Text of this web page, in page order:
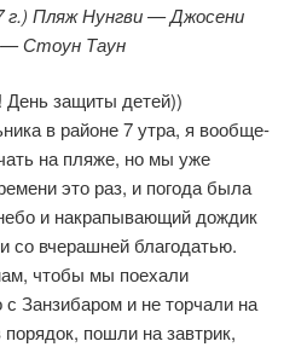
г.) Пляж Нунгви — Джосени
— Стоун Таун
День защиты детей))
в районе 7 утра, я вообще-
на пляже, но мы уже
это раз, и погода была
и накрапывающий дождик
со вчерашней благодатью.
чтобы мы поехали
Занзибаром и не торчали на
пошли на завтрик,